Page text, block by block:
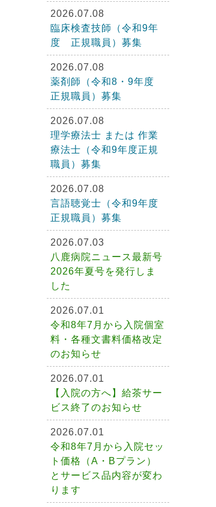
2026.07.08
臨床検査技師（令和9年
度 正規職員）募集
2026.07.08
薬剤師（令和8・9年度
正規職員）募集
2026.07.08
理学療法士 または 作業
療法士（令和9年度正規
職員）募集
2026.07.08
言語聴覚士（令和9年度
正規職員）募集
2026.07.03
八鹿病院ニュース最新号
2026年夏号を発行しま
した
2026.07.01
令和8年7月から入院個室
料・各種文書料価格改定
のお知らせ
2026.07.01
【入院の方へ】給茶サー
ビス終了のお知らせ
2026.07.01
令和8年7月から入院セッ
ト価格（A・Bプラン）
とサービス品内容が変わ
ります